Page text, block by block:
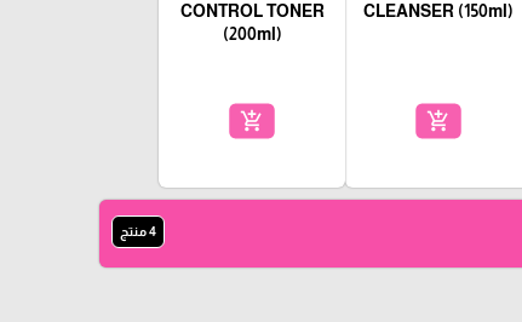
CLEANSER (150ml)
add_shopping_cart
CONTROL TONER
(200ml)
add_shopping_cart
4 منتج